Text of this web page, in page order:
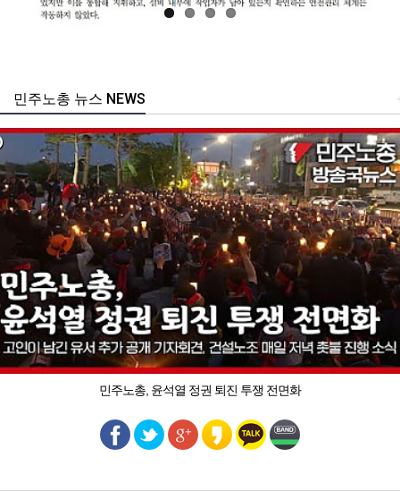
주노총 뉴스 NEWS
민주노총, 윤석열 정권 퇴진 투쟁 전면화